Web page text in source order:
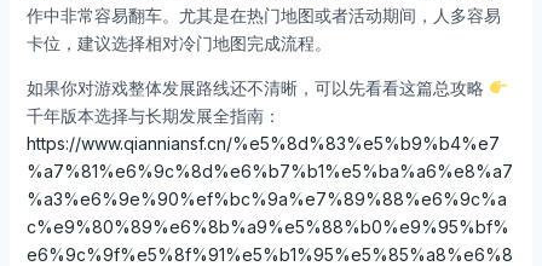
作中非常容易翻车。尤其是在热门地图或者活动期间，人多容易
卡位，建议选择相对冷门地图完成流程。
如果你对游戏整体发展路线还不清晰，可以先看看这篇总攻略
千年版本选择与长期发展全指南：
https://www.qianniansf.cn/%e5%8d%83%e5%b9%b4%e7
%a7%81%e6%9c%8d%e6%b7%b1%e5%ba%a6%e8%a7
%a3%e6%9e%90%ef%bc%9a%e7%89%88%e6%9c%a
c%e9%80%89%e6%8b%a9%e5%88%b0%e9%95%bf%
e6%9c%9f%e5%8f%91%e5%b1%95%e5%85%a8%e6%8